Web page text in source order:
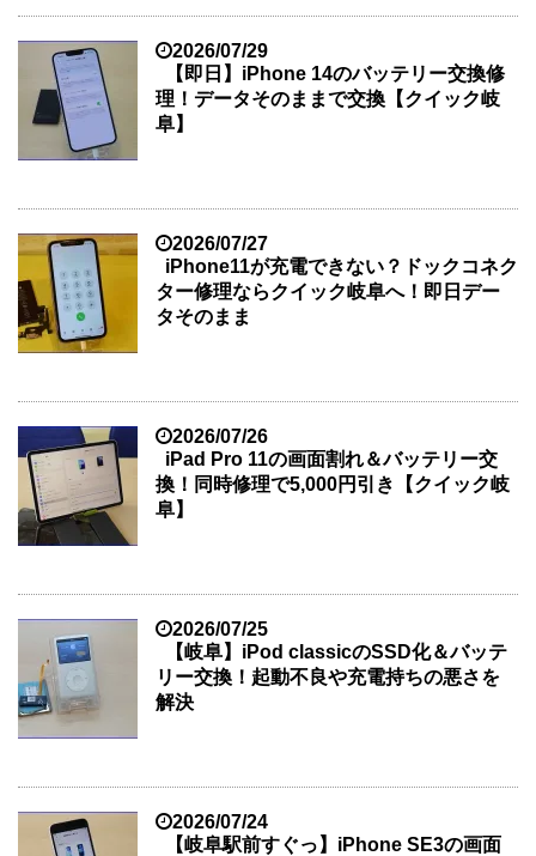
2026/07/29
【即日】iPhone 14のバッテリー交換修
理！データそのままで交換【クイック岐
阜】
2026/07/27
iPhone11が充電できない？ドックコネク
ター修理ならクイック岐阜へ！即日デー
タそのまま
2026/07/26
iPad Pro 11の画面割れ＆バッテリー交
換！同時修理で5,000円引き【クイック岐
阜】
2026/07/25
【岐阜】iPod classicのSSD化＆バッテ
リー交換！起動不良や充電持ちの悪さを
解決
2026/07/24
【岐阜駅前すぐっ】iPhone SE3の画面